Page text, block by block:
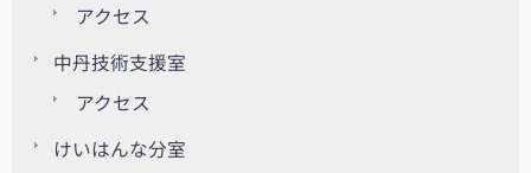
アクセス
中丹技術支援室
アクセス
けいはんな分室